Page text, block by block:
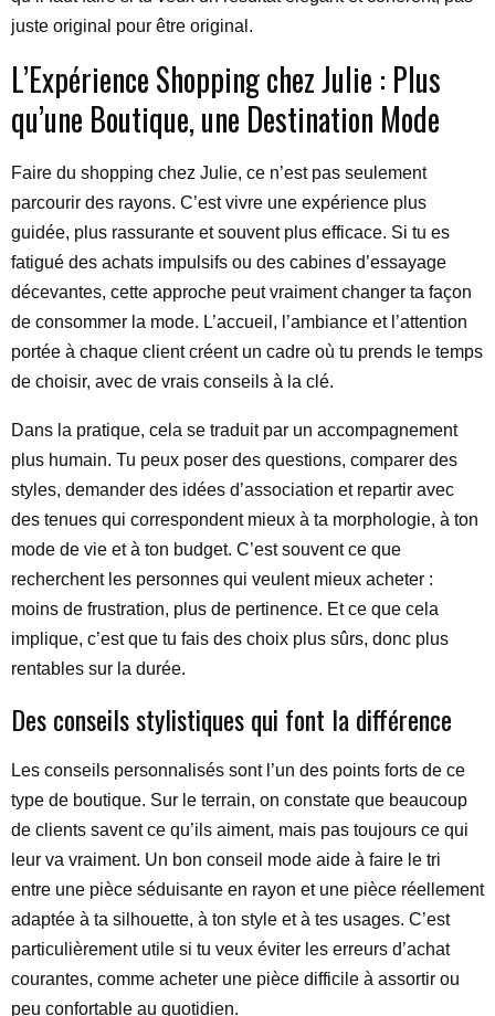
juste original pour être original.
L’Expérience Shopping chez Julie : Plus
qu’une Boutique, une Destination Mode
Faire du shopping chez Julie, ce n’est pas seulement
parcourir des rayons. C’est vivre une expérience plus
guidée, plus rassurante et souvent plus efficace. Si tu es
fatigué des achats impulsifs ou des cabines d’essayage
décevantes, cette approche peut vraiment changer ta façon
de consommer la mode. L’accueil, l’ambiance et l’attention
portée à chaque client créent un cadre où tu prends le temps
de choisir, avec de vrais conseils à la clé.
Dans la pratique, cela se traduit par un accompagnement
plus humain. Tu peux poser des questions, comparer des
styles, demander des idées d’association et repartir avec
des tenues qui correspondent mieux à ta morphologie, à ton
mode de vie et à ton budget. C’est souvent ce que
recherchent les personnes qui veulent mieux acheter :
moins de frustration, plus de pertinence. Et ce que cela
implique, c’est que tu fais des choix plus sûrs, donc plus
rentables sur la durée.
Des conseils stylistiques qui font la différence
Les conseils personnalisés sont l’un des points forts de ce
type de boutique. Sur le terrain, on constate que beaucoup
de clients savent ce qu’ils aiment, mais pas toujours ce qui
leur va vraiment. Un bon conseil mode aide à faire le tri
entre une pièce séduisante en rayon et une pièce réellement
adaptée à ta silhouette, à ton style et à tes usages. C’est
particulièrement utile si tu veux éviter les erreurs d’achat
courantes, comme acheter une pièce difficile à assortir ou
peu confortable au quotidien.